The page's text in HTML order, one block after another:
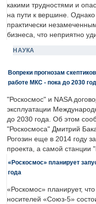
какими трудностями и
на пути к вершине. Однако
практически
бизнеса, что неприятно
НАУКА
Вопреки прогнозам
работе МКС - пока до 2030
"Роскосмос" и NASA
эксплуатации
до 2030 года. Об этом
"Роскосмоса" Дмитрий
Рогозин еще в 2014 году
проекта, а самой станции
«Роскосмос» планирует
года
«Роскомос» планирует,
носителей «Союз-5»